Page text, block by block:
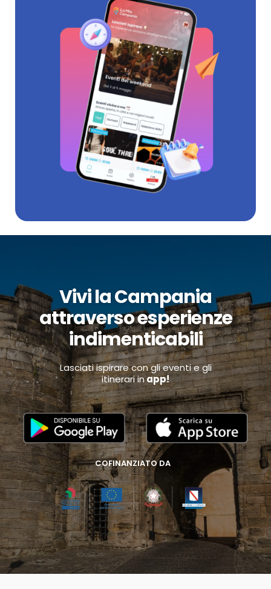
Vivi la Campania
attraverso esperienze
indimenticabili
Lasciati ispirare con gli eventi e gli
itinerari inapp!
COFINANZIATO DA